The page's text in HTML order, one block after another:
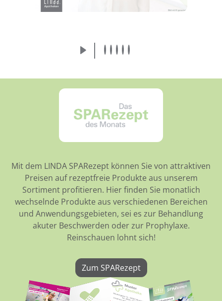
Mit dem LINDA SPARezept können Sie von attraktiven
Preisen auf rezeptfreie Produkte aus unserem
Sortiment profitieren. Hier finden Sie monatlich
wechselnde Produkte aus verschiedenen Bereichen
und Anwendungsgebieten, sei es zur Behandlung
akuter Beschwerden oder zur Prophylaxe.
Reinschauen lohnt sich!
Zum SPARezept